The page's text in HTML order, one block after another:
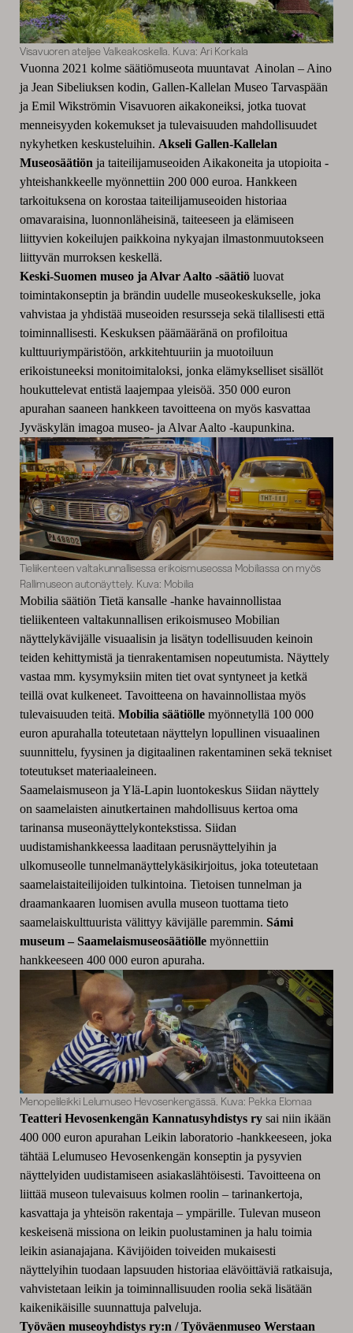
Visavuoren ateljee Valkeakoskella. Kuva: Ari Korkala
Vuonna 2021 kolme säätiömuseota muuntavat Ainolan – Aino
ja Jean Sibeliuksen kodin, Gallen-Kallelan Museo Tarvaspään
ja Emil Wikströmin Visavuoren aikakoneiksi, jotka tuovat
menneisyyden kokemukset ja tulevaisuuden mahdollisuudet
nykyhetken keskusteluihin. Akseli Gallen-Kallelan
Museosäätiön ja taiteilijamuseoiden Aikakoneita ja utopioita -
yhteishankkeelle myönnettiin 200 000 euroa. Hankkeen
tarkoituksena on korostaa taiteilijamuseoiden historiaa
omavaraisina, luonnonläheisinä, taiteeseen ja elämiseen
liittyvien kokeilujen paikkoina nykyajan ilmastonmuutokseen
liittyvän murroksen keskellä.
Keski-Suomen museo ja Alvar Aalto -säätiöluovat
toimintakonseptin ja brändin uudelle museokeskukselle, joka
vahvistaa ja yhdistää museoiden resursseja sekä tilallisesti että
toiminnallisesti. Keskuksen päämääränä on profiloitua
kulttuuriympäristöön, arkkitehtuuriin ja muotoiluun
erikoistuneeksi monitoimitaloksi, jonka elämykselliset sisällöt
houkuttelevat entistä laajempaa yleisöä. 350 000 euron
apurahan saaneen hankkeen tavoitteena on myös kasvattaa
Jyväskylän imagoa museo- ja Alvar Aalto -kaupunkina.
Tieliikenteen valtakunnallisessa erikoismuseossa Mobiliassa on myös
Rallimuseon autonäyttely. Kuva: Mobilia
Mobilia säätiön Tietä kansalle -hanke havainnollistaa
tieliikenteen valtakunnallisen erikoismuseo Mobilian
näyttelykävijälle visuaalisin ja lisätyn todellisuuden keinoin
teiden kehittymistä ja tienrakentamisen nopeutumista. Näyttely
vastaa mm. kysymyksiin miten tiet ovat syntyneet ja ketkä
teillä ovat kulkeneet. Tavoitteena on havainnollistaa myös
tulevaisuuden teitä. Mobilia säätiölle myönnetyllä 100 000
euron apurahalla toteutetaan näyttelyn lopullinen visuaalinen
suunnittelu, fyysinen ja digitaalinen rakentaminen sekä tekniset
toteutukset materiaaleineen.
Saamelaismuseon ja Ylä-Lapin luontokeskus Siidan näyttely
on saamelaisten ainutkertainen mahdollisuus kertoa oma
tarinansa museonäyttelykontekstissa. Siidan
uudistamishankkeessa laaditaan perusnäyttelyihin ja
ulkomuseolle tunnelmanäyttelykäsikirjoitus, joka toteutetaan
saamelaistaiteilijoiden tulkintoina. Tietoisen tunnelman ja
draamankaaren luomisen avulla museon tuottama tieto
saamelaiskulttuurista välittyy kävijälle paremmin. Sámi
museum – Saamelaismuseosäätiölle myönnettiin
hankkeeseen 400 000 euron apuraha.
Menopelileikki Lelumuseo Hevosenkengässä. Kuva: Pekka Elomaa
Teatteri Hevosenkengän Kannatusyhdistys ry sai niin ikään
400 000 euron apurahan Leikin laboratorio -hankkeeseen, joka
tähtää Lelumuseo Hevosenkengän konseptin ja pysyvien
näyttelyiden uudistamiseen asiakaslähtöisesti. Tavoitteena on
liittää museon tulevaisuus kolmen roolin – tarinankertoja,
kasvattaja ja yhteisön rakentaja – ympärille. Tulevan museon
keskeisenä missiona on leikin puolustaminen ja halu toimia
leikin asianajajana. Kävijöiden toiveiden mukaisesti
näyttelyihin tuodaan lapsuuden historiaa elävöittäviä ratkaisuja,
vahvistetaan leikin ja toiminnallisuuden roolia sekä lisätään
kaikenikäisille suunnattuja palveluja.
Työväen museoyhdistys ry:n / Työväenmuseo Werstaan